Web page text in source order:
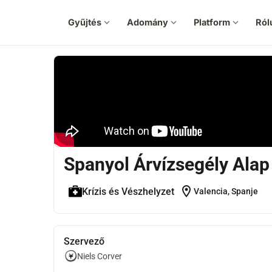
Gyűjtés expand_more Adomány expand_more Platform expand_more
Spanyol Árvízsegély Alap
Krízis és Vészhelyzet location_on Valencia, Spanje
Szervező
Niels Corver